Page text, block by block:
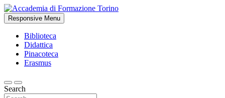
Skip
to
content
Studi accademici e corsi di formazione
Responsive Menu
Biblioteca
Didattica
Pinacoteca
Erasmus
Search